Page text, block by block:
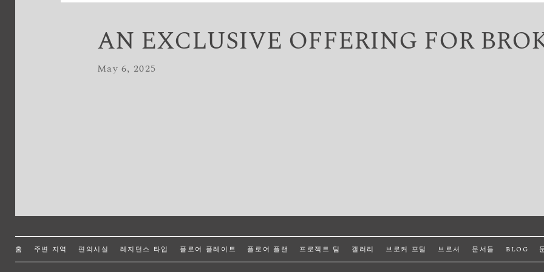
AN EXCLUSIVE OFFERING FOR
May 6, 2025
홈 주변 지역 편의시설 레지던스 타입 플로어 플레이트 플로어 플랜 프로젝트 팀 갤러리 브로커 포털 브로셔 문서들 BLOG